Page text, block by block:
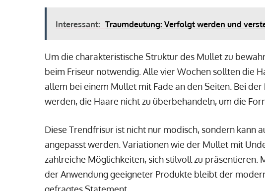
Interessant: Traumdeutung: Verfolgt werden und
Um die charakteristische Struktur des Mullet zu
beim Friseur notwendig. Alle vier Wochen sollten die
allem bei einem Mullet mit Fade an den Seiten. Bei
werden, die Haare nicht zu überbehandeln, um die
Diese Trendfrisur ist nicht nur modisch, sondern kann
angepasst werden. Variationen wie der Mullet mit
zahlreiche Möglichkeiten, sich stilvoll zu präsentieren.
der Anwendung geeigneter Produkte bleibt der
gefragtes Statement.